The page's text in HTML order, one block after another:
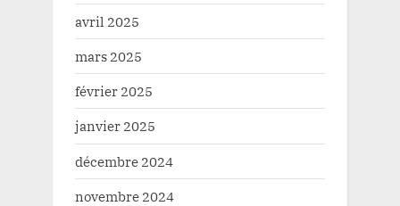
avril 2025
mars 2025
février 2025
janvier 2025
décembre 2024
novembre 2024